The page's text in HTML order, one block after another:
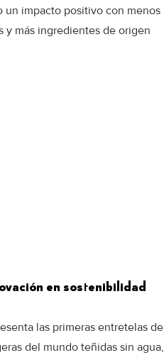
un impacto positivo con menos
y más ingredientes de origen
en sostenibilidad
las primeras entretelas de
del mundo teñidas sin agua,